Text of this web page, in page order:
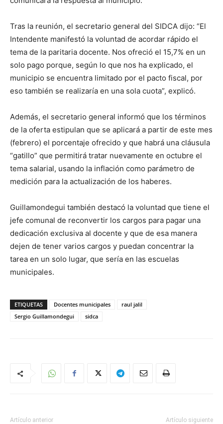
Tras la reunión, el secretario general del SIDCA dijo: “El
Intendente manifestó la voluntad de acordar rápido el
tema de la paritaria docente. Nos ofreció el 15,7% en un
solo pago porque, según lo que nos ha explicado, el
municipio se encuentra limitado por el pacto fiscal, por
eso también se realizaría en una sola cuota”, explicó.
Además, el secretario general informó que los términos
de la oferta estipulan que se aplicará a partir de este mes
(febrero) el porcentaje ofrecido y que habrá una cláusula
“gatillo” que permitirá tratar nuevamente en octubre el
tema salarial, usando la inflación como parámetro de
medición para la actualización de los haberes.
Guillamondegui también destacó la voluntad que tiene el
jefe comunal de reconvertir los cargos para pagar una
dedicación exclusiva al docente y que de esa manera
dejen de tener varios cargos y puedan concentrar la
tarea en un solo lugar, que sería en las escuelas
municipales.
ETIQUETAS Docentes municipales
raul jalil
Sergio Guillamondegui
sidca
Artículo anterior Artículo siguiente